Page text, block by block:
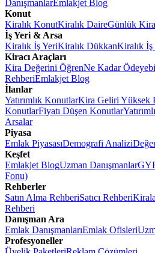
DanışmanlarEmlakjet Blog
Konut
Kiralık KonutKiralık DaireGünlük
İş Yeri & Arsa
Kiralık İş YeriKiralık DükkanKiralık İş
Kiracı Araçları
Kira Değerini ÖğrenNe Kadar
RehberiEmlakjet Blog
İlanlar
Yatırımlık KonutlarKira Geliri Yüksek
KonutlarFiyatı Düşen Konutlar
Arsalar
Piyasa
Emlak PiyasasıDemografi Analizi
Keşfet
Emlakjet BlogUzman Danışmanlar
Fonu)
Rehberler
Satın Alma RehberiSatıcı Rehberi
Rehberi
Danışman Ara
Emlak DanışmanlarıEmlak Ofisleri
Profesyoneller